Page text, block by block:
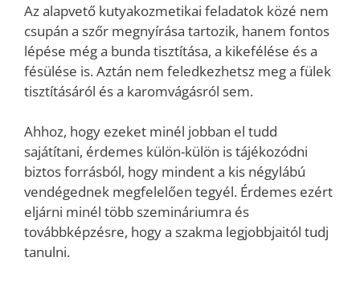
Az alapvető kutyakozmetikai feladatok közé nem
csupán a szőr megnyírása tartozik, hanem fontos
lépése még a bunda tisztítása, a kikefélése és a
fésülése is. Aztán nem feledkezhetsz meg a fülek
tisztításáról és a karomvágásról sem.
Ahhoz, hogy ezeket minél jobban el tudd
sajátítani, érdemes külön-külön is tájékozódni
biztos forrásból, hogy mindent a kis négylábú
vendégednek megfelelően tegyél. Érdemes ezért
eljárni minél több szemináriumra és
továbbképzésre, hogy a szakma legjobbjaitól tudj
tanulni.